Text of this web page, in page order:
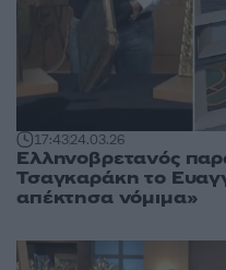
17:4324.03.26
Ελληνοβρετανός
Τσαγκαράκη το
απέκτησα νόμιμα»